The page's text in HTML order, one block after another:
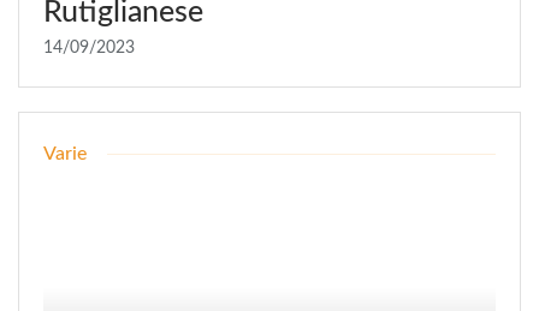
Rutiglianese
14/09/2023
Varie